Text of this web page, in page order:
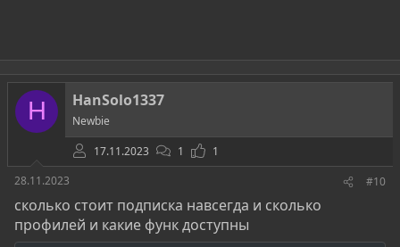
H HanSolo1337
Newbie
17.11.2023
1
1
28.11.2023
#10
сколько стоит подписка навсегда и сколько
профилей и какие функ доступны